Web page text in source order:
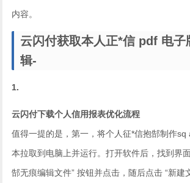
内容。
云闪付获取本人正*信 pdf 电子
辑-
1.
云闪付下载个人信用报表优化流程
值得一提的是，第一，将个人征*信抱郜制作sq
本拉取到电脑上并运行。打开软件后，找到界
郜无痕编辑文件” 按钮并点击，随后点击 “新建